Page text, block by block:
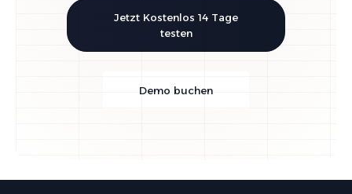
Jetzt Kostenlos 14 Tage
testen
Demo buchen